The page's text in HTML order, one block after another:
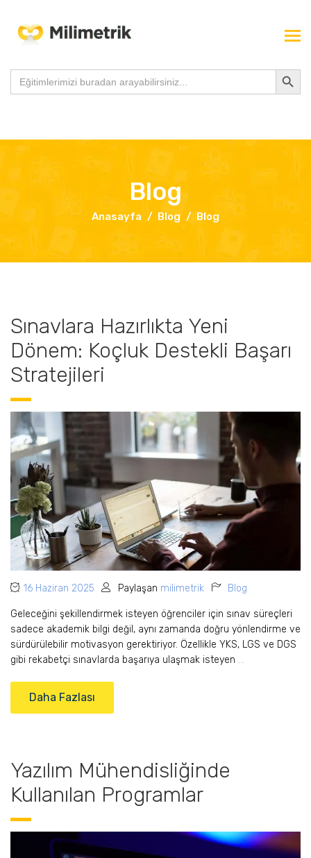
Search
for:
Search Button
Blog
Anasayfa Blog Blog
Sınavlara Hazırlıkta Yeni
Dönem: Koçluk Destekli Başarı
Stratejileri
16 Haziran 2025 Paylaşan milimetrik Blog
Geleceğini şekillendirmek isteyen öğrenciler için sınav süreçleri
sadece akademik bilgi değil, aynı zamanda doğru yönlendirme ve
sürdürülebilir motivasyon gerektiriyor. Özellikle YKS, LGS ve DGS
gibi rekabetçi sınavlarda başarıya ulaşmak isteyen …
Daha Fazlası
Yazılım Mühendisliğinde
Kullanılan Programlar